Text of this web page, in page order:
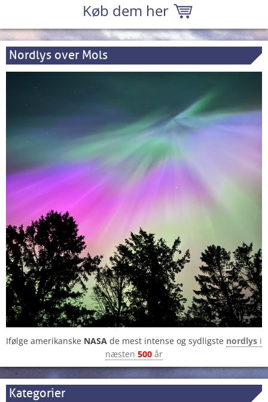
Køb dem her
Nordlys over Mols
Ifølge amerikanske NASA de mest intense og sydligste nordlys i
næsten 500 år
Kategorier